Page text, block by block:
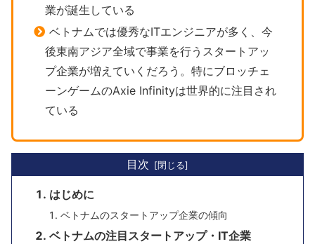
業が誕生している
ベトナムでは優秀なITエンジニアが多く、今
後東南アジア全域で事業を行うスタートアッ
プ企業が増えていくだろう。特にブロッチェ
ーンゲームのAxie Infinityは世界的に注目され
ている
目次
はじめに
ベトナムのスタートアップ企業の傾向
ベトナムの注目スタートアップ・IT企業